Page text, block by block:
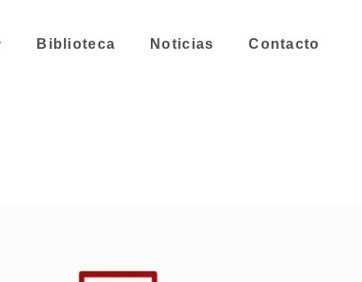
Biblioteca Noticias Contacto